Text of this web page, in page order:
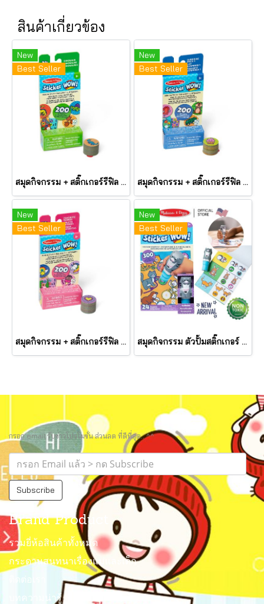
สินค้าเกี่ยวข้อง
New
Best Seller
สมุดกิจกรรม + สติ๊กเกอร์รีฟิล ตีมไดโนเสาร์ Mini Activity Pad & Refill Stickers Dinosaur รุ่น 50298 ยี่ห้อ Melissa & Dou
New
Best Seller
สมุดกิจกรรม + สติ๊กเกอร์รีฟิล ตีมรวมทุกสิ่ง Mini Activity Pad & Refill Stickers Surprise Pack 1 รุ่น 50299 ยี่ห้อ Melissa & Doug
New
Best Seller
สมุดกิจกรรม + สติ๊กเกอร์รีฟิล ตีมรวมสิ่งที่ชอบ Mini Activity Pad & Refill Stickers Favorite Things รุ่น 50296 ยี่ห้อ Melissa & Doug
New
Best Seller
สมุดกิจกรรม ตัวปั้มสติ๊กเกอร์ ตีมแมว Activity Pad & Sticker Stamper Cat รุ่น 50235 ยี่ห้อ Melissa & Doug
กรอก email รับข่าวโปรโมชั่น ส่วนลด ที่ดีที่สุด.. ^^
Subscribe
Brand Product
รวมยี่ห้อสินค้าทั้งหมด
กระดานสนทนาเรื่องแม่และเด็ก
ติดต่อเรา
บทความน่ารู้